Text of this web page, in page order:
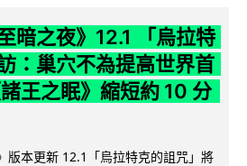
暗之夜》12.1 「烏拉特
：巢穴不為提高世界首
王之眠》縮短約 10 分
版本更新 12.1「烏拉特克的詛咒」將